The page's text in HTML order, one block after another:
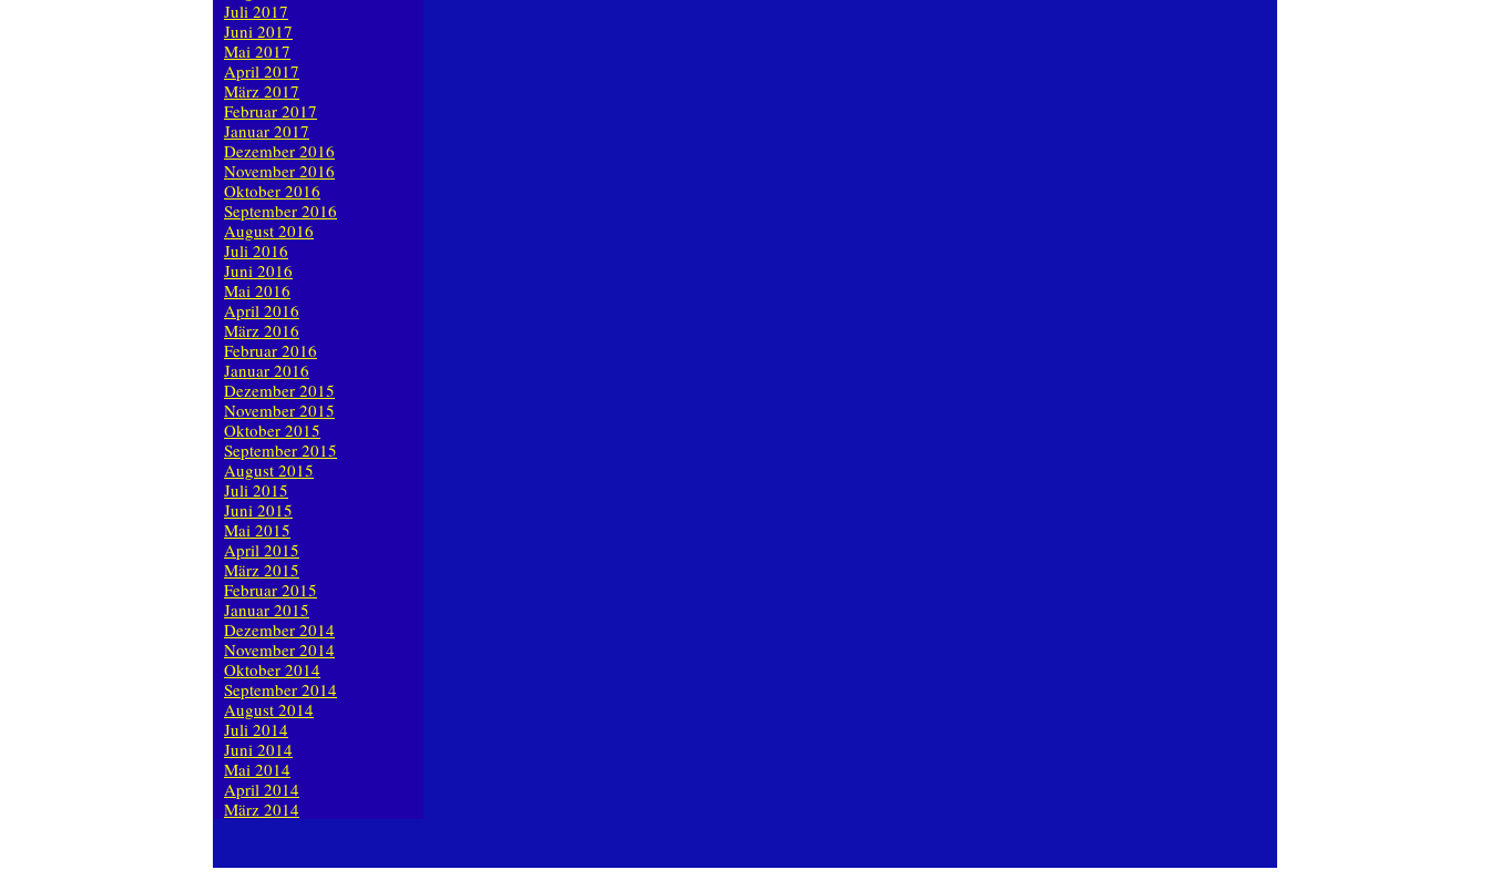
Juli 2017
Juni 2017
Mai 2017
April 2017
März 2017
Februar 2017
Januar 2017
Dezember 2016
November 2016
Oktober 2016
September 2016
August 2016
Juli 2016
Juni 2016
Mai 2016
April 2016
März 2016
Februar 2016
Januar 2016
Dezember 2015
November 2015
Oktober 2015
September 2015
August 2015
Juli 2015
Juni 2015
Mai 2015
April 2015
März 2015
Februar 2015
Januar 2015
Dezember 2014
November 2014
Oktober 2014
September 2014
August 2014
Juli 2014
Juni 2014
Mai 2014
April 2014
März 2014